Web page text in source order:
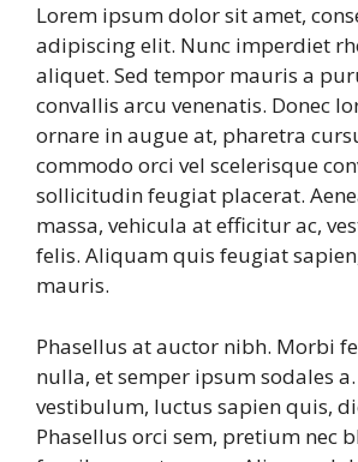
Lorem ipsum dolor sit amet,
adipiscing elit. Nunc imperdiet
aliquet. Sed tempor mauris a
convallis arcu venenatis. Donec
ornare in augue at, pharetra
commodo orci vel scelerisque
sollicitudin feugiat placerat.
massa, vehicula at efficitur ac,
felis. Aliquam quis feugiat
mauris.
Phasellus at auctor nibh. Morbi
nulla, et semper ipsum sodales
vestibulum, luctus sapien quis,
Phasellus orci sem, pretium nec